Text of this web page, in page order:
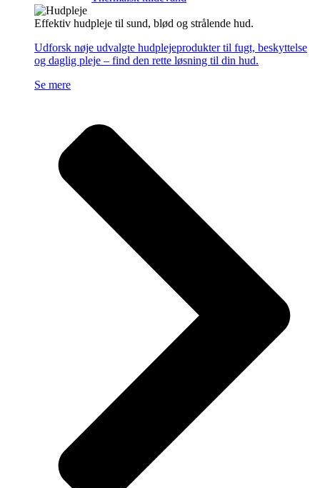
Effektiv hudpleje til sund, blød og strålende hud.
Udforsk nøje udvalgte hudplejeprodukter til fugt, beskyttelse
og daglig pleje – find den rette løsning til din hud.
Se mere